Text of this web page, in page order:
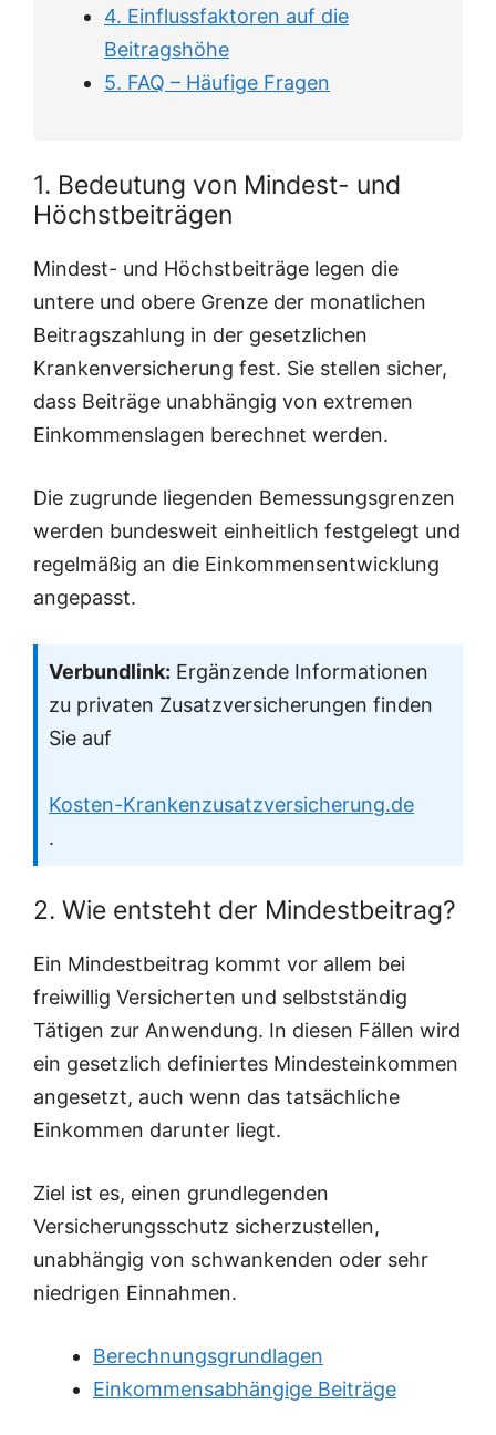
4. Einflussfaktoren auf die
Beitragshöhe
5. FAQ – Häufige Fragen
1. Bedeutung von Mindest- und
Höchstbeiträgen
Mindest- und Höchstbeiträge legen die
untere und obere Grenze der monatlichen
Beitragszahlung in der gesetzlichen
Krankenversicherung fest. Sie stellen sicher,
dass Beiträge unabhängig von extremen
Einkommenslagen berechnet werden.
Die zugrunde liegenden Bemessungsgrenzen
werden bundesweit einheitlich festgelegt und
regelmäßig an die Einkommensentwicklung
angepasst.
Verbundlink: Ergänzende Informationen
zu privaten Zusatzversicherungen finden
Sie auf
Kosten-Krankenzusatzversicherung.de
.
2. Wie entsteht der Mindestbeitrag?
Ein Mindestbeitrag kommt vor allem bei
freiwillig Versicherten und selbstständig
Tätigen zur Anwendung. In diesen Fällen wird
ein gesetzlich definiertes Mindesteinkommen
angesetzt, auch wenn das tatsächliche
Einkommen darunter liegt.
Ziel ist es, einen grundlegenden
Versicherungsschutz sicherzustellen,
unabhängig von schwankenden oder sehr
niedrigen Einnahmen.
Berechnungsgrundlagen
Einkommensabhängige Beiträge